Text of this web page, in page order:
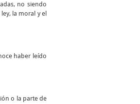
no siendo
la moral y el
haber leído
o la parte de